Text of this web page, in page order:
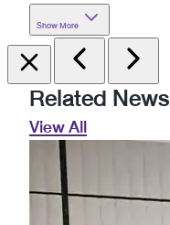
Show More
Related News
View All